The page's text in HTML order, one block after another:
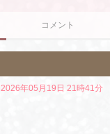
コメント
2026年05月19日 21時41分